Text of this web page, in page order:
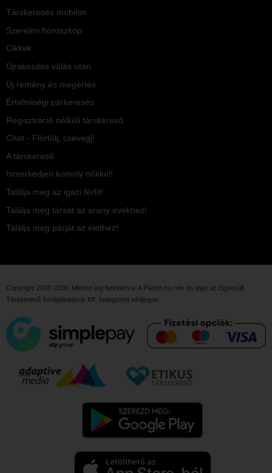
Társkeresés mobilon
Szerelmi horoszkóp
Cikkek
Újrakezdés válás után
Új remény és megértés
Értelmiségi párkeresés
Regisztráció nélküli társkereső
Chat - Flörtölj, csevegj!
A társkereső
Ismerkedjen komoly nőkkel!
Találja meg az igazi férfit!
Találja meg társát az arany évekhez!
Találja meg párját az élethez!
Copyright 2003-2026. Minden jog fenntartva. A Párom.hu név és logo az Egyesült
Társkereső Szolgáltatások Kft.
bejegyzett védjegye.